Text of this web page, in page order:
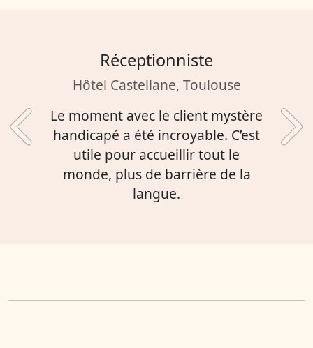
mystère
C’est
de la
en fin de
Très intéressant, je
trop de quoi
formation. On a
Précédent